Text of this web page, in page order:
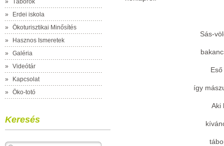
»
Táborok
»
Erdei iskola
»
Ökoturisztikai Minősítés
»
Hasznos Ismeretek
»
Galéria
»
Videótár
»
Kapcsolat
»
Öko-totó
Keresés
Sás-
így
Aki